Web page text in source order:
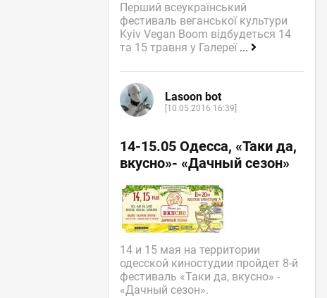
Перший всеукраїнський
фестиваль веганської культури
Kyiv Vegan Boom відбудеться 14
та 15 травня у Галереї ...
Lasoon bot
[10.05.2016 16:39]
14-15.05 Одесса, «Таки да,
вкусно»- «Дачный сезон»
14 и 15 мая на территории
одесской киностудии пройдет 8-й
фестиваль «Таки да, вкусно» -
«Дачный сезон».